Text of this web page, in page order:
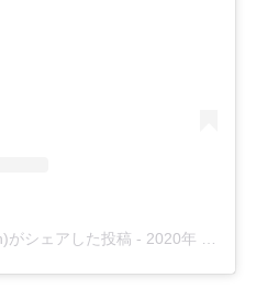
がシェアした投稿 - 2020年 5月月18日午前2時00分PDT